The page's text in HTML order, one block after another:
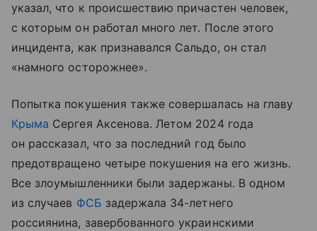
указал, что к происшествию причастен человек,
с которым он работал много лет. После этого
инцидента, как признавался Сальдо, он стал
«намного осторожнее».
Попытка покушения также совершалась на главу
Крыма Сергея Аксенова. Летом 2024 года
он рассказал, что за последний год было
предотвращено четыре покушения на его жизнь.
Все злоумышленники были задержаны. В одном
из случаев ФСБ задержала 34-летнего
россиянина, завербованного украинскими